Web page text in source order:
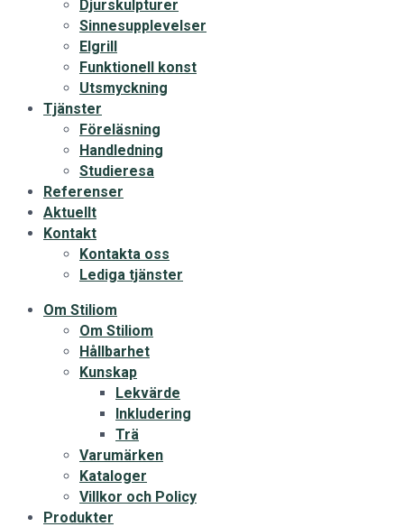
Djurskulpturer
Sinnesupplevelser
Elgrill
Funktionell konst
Utsmyckning
Tjänster
Föreläsning
Handledning
Studieresa
Referenser
Aktuellt
Kontakt
Kontakta oss
Lediga tjänster
Om Stiliom
Om Stiliom
Hållbarhet
Kunskap
Lekvärde
Inkludering
Trä
Varumärken
Kataloger
Villkor och Policy
Produkter